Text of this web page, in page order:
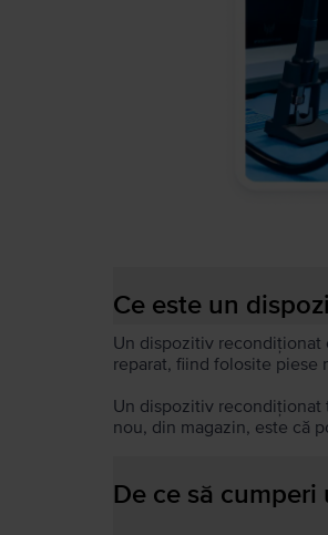
Ce este un
Un dispozitiv recondiționat
reparat, fiind folosite piese
Un dispozitiv recondiționat
nou, din magazin, este că
De ce să